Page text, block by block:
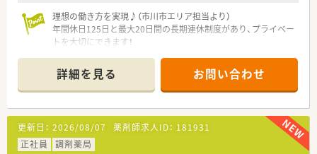
■最新の監査システムが導入されているため、対物業務の負担が
軽減され薬剤師本来の対人業務に集中できる環境です。
■退職後3年間であれば同じ資格のまま再入社ができる再雇用ラ
イセンス制度があり、ライフステージの変化にも安心です。
理想の働き方を実現♪（市川市エリア担当より）
年間休日125日と最大20日間の長期連休制度があり、プライベー
トを大切にできます！
【店舗情報と応需状況について】
■妙典駅から徒歩で5分ほどの好立地にある、お仕事帰りの買い
物にも大変便利な大型ショッピングセンター内の店舗です。
■特定の医療機関に限定されない面対応の薬局であり、多種多様
な医療機関から処方箋が持ち込まれる環境です。
■処方箋は1日あたり60〜70枚ほど応需しており、幅広い処方に
詳細を見る お問い合わせ
更新日： 2026/08/07 薬剤師求人ID： 181931
正社員
調剤薬局